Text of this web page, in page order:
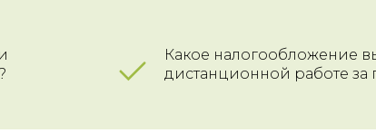
Какое налогообложение
дистанционной работе за